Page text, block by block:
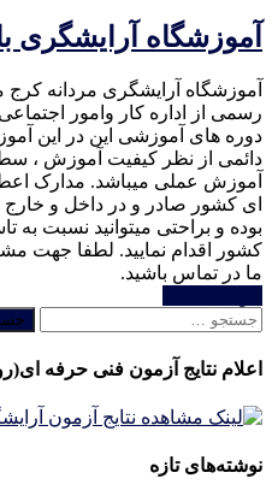
آموزشگاه
آموزشگاه آرایشگری مردانه
رسمی از اداره کار وامور
دوره های آموزشی این در این
دائمی از نظر کیفیت آموزش ،
آموزش عملی میباشد. مدارک
ای کشور صادر و در داخل و خارج
بوده و براحتی میتوانید نسبت
کشور اقدام نمایید. لطفا جهت
ما در تماس باشید.
جستجو
اعلام نتایج آزمون فنی حرفه
نوشته‌های تازه